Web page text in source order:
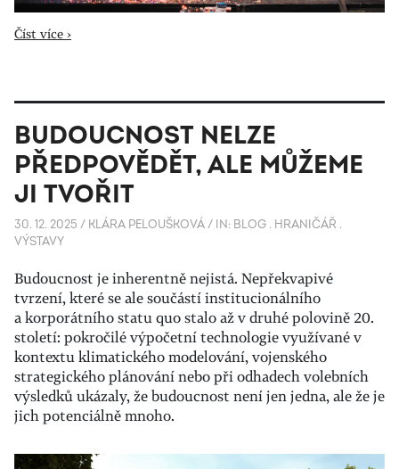
Číst více ›
BUDOUCNOST NELZE
PŘEDPOVĚDĚT, ALE MŮŽEME
JI TVOŘIT
30. 12. 2025 / KLÁRA PELOUŠKOVÁ/ IN: BLOG . HRANIČÁŘ .
VÝSTAVY
Budoucnost je inherentně nejistá. Nepřekvapivé
tvrzení, které se ale součástí institucionálního
a korporátního statu quo stalo až v druhé polovině 20.
století: pokročilé výpočetní technologie využívané v
kontextu klimatického modelování, vojenského
strategického plánování nebo při odhadech volebních
výsledků ukázaly, že budoucnost není jen jedna, ale že je
jich potenciálně mnoho.